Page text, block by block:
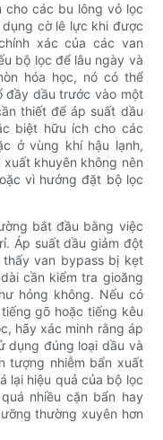
cho các bu lông vỏ lọc
cờ lê lực khi được
xác của các van
bộ lọc để lâu ngày và
hóa học, nó có thể
đầy dầu trước vào một
thiết để áp suất dầu
biệt hữu ích cho các
ở vùng khí hậu lạnh,
khuyên không nên
vì hướng đặt bộ lọc
bắt đầu bằng việc
Áp suất dầu giảm đột
van bypass bị kẹt
cần kiểm tra gioăng
hỏng không. Nếu có
gõ hoặc tiếng kêu
hãy xác minh rằng áp
dụng đúng loại dầu và
tượng nhiễm bẩn xuất
lại hiệu quả của bộ lọc
nhiều cặn bẩn hay
thường xuyên hơn